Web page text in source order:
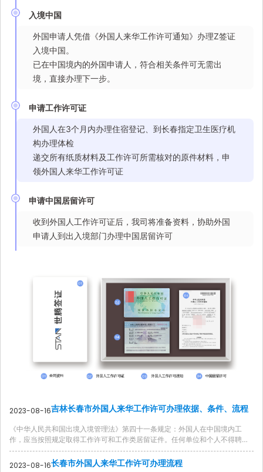
入境中国
外国申请人凭借《外国人来华工作许可通知》办理Z签证
入境中国。
已在中国境内的外国申请人，符合相关条件可无需出
境，直接办理下一步。
申请工作许可证
外国人在3个月内办理住宿登记、到长春指定卫生医疗机
构办理体检
递交所有纸质材料及工作许可所需核对的原件材料，申
领外国人来华工作许可证
申请中国居留许可
收到外国人工作许可证后，我司将准备资料，协助外国
申请人到出入境部门办理中国居留许可
吉林长春市外国人来华工作许可办理依据、条件、流程
2023-08-16
《中华人民共和国出境入境管理法》第四十一条规定：外国人在中国境内工
作，应当按照规定取得工作许可和工作类居留证件。任何单位和个人不得聘用
未取得工作许可和工作类居留证件的外国人。 ...
长春市外国人来华工作许可办理流程
2023-08-16